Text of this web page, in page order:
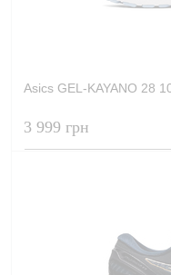
Asics GEL-KAYANO 28
3 999 грн